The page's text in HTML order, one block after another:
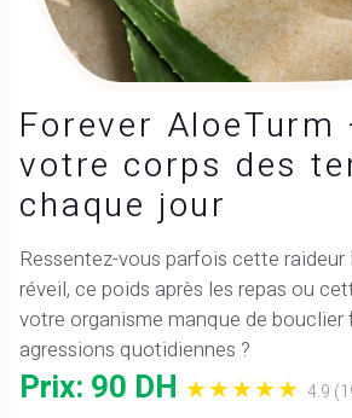
Forever AloeTurm
votre corps des
chaque jour
Ressentez-vous parfois cette
réveil, ce poids après les repas ou
votre organisme manque de bouclier
agressions quotidiennes ?
Prix: 90 DH ★★★★★4.9